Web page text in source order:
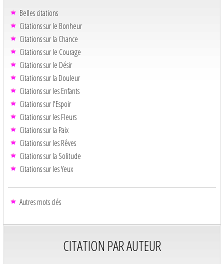
Belles citations
Citations sur le Bonheur
Citations sur la Chance
Citations sur le Courage
Citations sur le Désir
Citations sur la Douleur
Citations sur les Enfants
Citations sur l'Espoir
Citations sur les Fleurs
Citations sur la Paix
Citations sur les Rêves
Citations sur la Solitude
Citations sur les Yeux
Autres mots clés
CITATION PAR AUTEUR